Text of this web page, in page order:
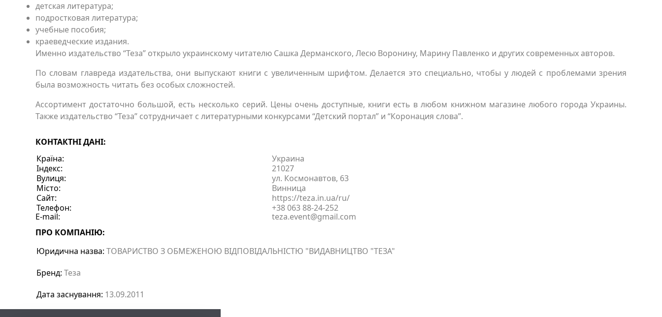
детская литература;
подростковая литература;
учебные пособия;
краеведческие издания.
Именно издательство “Теза” открыло украинскому читателю Сашка Дерманского, Лесю Воронину, Марину Павленко и других современных авторов.
По словам главреда издательства, они выпускают книги с увеличенным шрифтом. Делается это специально, чтобы у людей с проблемами зрения
была возможность читать без особых сложностей.
Ассортимент достаточно большой, есть несколько серий. Цены очень доступные, книги есть в любом книжном магазине любого города Украины.
Также издательство “Теза” сотрудничает с литературными конкурсами “Детский портал” и “Коронация слова”.
КОНТАКТНІ ДАНІ:
Країна:
Украина
Індекс:
21027
Вулиця:
ул. Космонавтов, 63
Місто:
Винница
Сайт:
https://teza.in.ua/ru/
Телефон:
+38 063 88-24-252
E-mail:
teza.event@gmail.com
ПРО КОМПАНІЮ:
Юридична назва: ТОВАРИСТВО З ОБМЕЖЕНОЮ ВІДПОВІДАЛЬНІСТЮ "ВИДАВНИЦТВО "ТЕЗА"
Бренд: Теза
Дата заснування: 13.09.2011